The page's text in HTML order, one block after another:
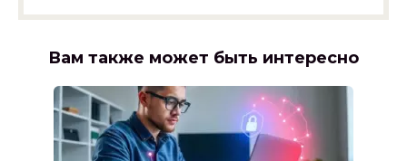
Вам также может быть интересно